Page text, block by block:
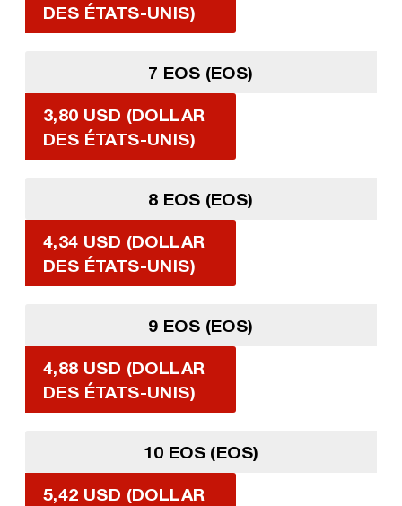
DES ÉTATS-UNIS)
7 EOS (EOS)
3,80 USD (DOLLAR
DES ÉTATS-UNIS)
8 EOS (EOS)
4,34 USD (DOLLAR
DES ÉTATS-UNIS)
9 EOS (EOS)
4,88 USD (DOLLAR
DES ÉTATS-UNIS)
10 EOS (EOS)
5,42 USD (DOLLAR